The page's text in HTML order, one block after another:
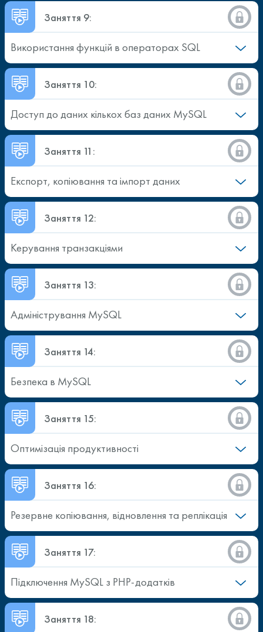
Заняття 9:
Використання функцій в операторах SQL
Заняття 10:
Доступ до даних кількох баз даних MySQL
Заняття 11:
Експорт, копіювання та імпорт даних
Заняття 12:
Керування транзакціями
Заняття 13:
Адміністрування MySQL
Заняття 14:
Безпека в MySQL
Заняття 15:
Оптимізація продуктивності
Заняття 16:
Резервне копіювання, відновлення та реплікація
Заняття 17:
Підключення MySQL з РНР-додатків
Заняття 18: